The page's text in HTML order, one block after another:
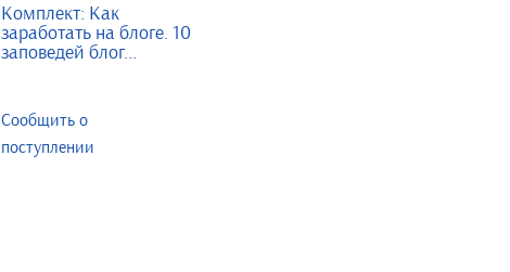
Комплект: Как
заработать на блоге. 10
заповедей блог...
Сообщить о
поступлении